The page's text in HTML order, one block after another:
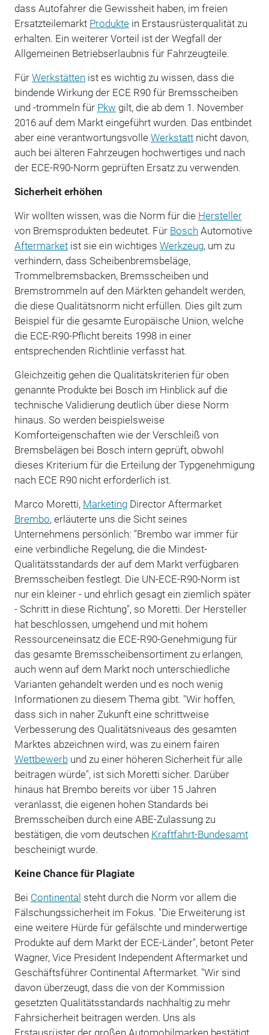
dass Autofahrer die Gewissheit haben, im freien
Ersatzteilemarkt Produktein Erstausrüsterqualität zu
erhalten. Ein weiterer Vorteil ist der Wegfall der
Allgemeinen Betriebserlaubnis für Fahrzeugteile.
Für Werkstätten ist es wichtig zu wissen, dass die
bindende Wirkung der ECE R90 für Bremsscheiben
und -trommeln für Pkw gilt, die ab dem 1. November
2016 auf dem Markt eingeführt wurden. Das entbindet
aber eine verantwortungsvolle Werkstattnicht davon,
auch bei älteren Fahrzeugen hochwertiges und nach
der ECE-R90-Norm geprüften Ersatz zu verwenden.
Sicherheit erhöhen
Wir wollten wissen, was die Norm für die Hersteller
von Bremsprodukten bedeutet. Für Bosch Automotive
Aftermarketist sie ein wichtiges Werkzeug, um zu
verhindern, dass Scheibenbremsbeläge,
Trommelbremsbacken, Bremsscheiben und
Bremstrommeln auf den Märkten gehandelt werden,
die diese Qualitätsnorm nicht erfüllen. Dies gilt zum
Beispiel für die gesamte Europäische Union, welche
die ECE-R90-Pflicht bereits 1998 in einer
entsprechenden Richtlinie verfasst hat.
Gleichzeitig gehen die Qualitätskriterien für oben
genannte Produkte bei Bosch im Hinblick auf die
technische Validierung deutlich über diese Norm
hinaus. So werden beispielsweise
Komforteigenschaften wie der Verschleiß von
Bremsbelägen bei Bosch intern geprüft, obwohl
dieses Kriterium für die Erteilung der Typgenehmigung
nach ECE R90 nicht erforderlich ist.
Marco Moretti, MarketingDirector Aftermarket
Brembo, erläuterte uns die Sicht seines
Unternehmens persönlich: "Brembo war immer für
eine verbindliche Regelung, die die Mindest-
Qualitätsstandards der auf dem Markt verfügbaren
Bremsscheiben festlegt. Die UN-ECE-R90-Norm ist
nur ein kleiner - und ehrlich gesagt ein ziemlich später
- Schritt in diese Richtung", so Moretti. Der Hersteller
hat beschlossen, umgehend und mit hohem
Ressourceneinsatz die ECE-R90-Genehmigung für
das gesamte Bremsscheibensortiment zu erlangen,
auch wenn auf dem Markt noch unterschiedliche
Varianten gehandelt werden und es noch wenig
Informationen zu diesem Thema gibt. "Wir hoffen,
dass sich in naher Zukunft eine schrittweise
Verbesserung des Qualitätsniveaus des gesamten
Marktes abzeichnen wird, was zu einem fairen
Wettbewerbund zu einer höheren Sicherheit für alle
beitragen würde", ist sich Moretti sicher. Darüber
hinaus hat Brembo bereits vor über 15 Jahren
veranlasst, die eigenen hohen Standards bei
Bremsscheiben durch eine ABE-Zulassung zu
bestätigen, die vom deutschen Kraftfahrt-Bundesamt
bescheinigt wurde.
Keine Chance für Plagiate
Bei Continental steht durch die Norm vor allem die
Fälschungssicherheit im Fokus. "Die Erweiterung ist
eine weitere Hürde für gefälschte und minderwertige
Produkte auf dem Markt der ECE-Länder", betont Peter
Wagner, Vice President Independent Aftermarket und
Geschäftsführer Continental Aftermarket. "Wir sind
davon überzeugt, dass die von der Kommission
gesetzten Qualitätsstandards nachhaltig zu mehr
Fahrsicherheit beitragen werden. Uns als
Erstausrüster der großen Automobilmarken bestätigt